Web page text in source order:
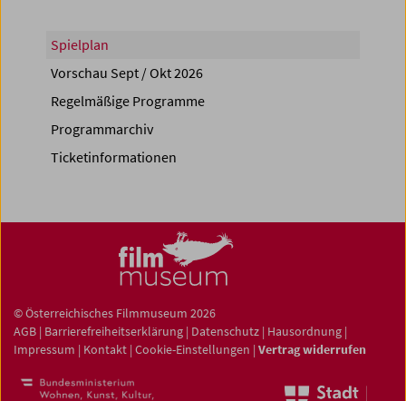
Spielplan
Vorschau Sept / Okt 2026
Regelmäßige Programme
Programmarchiv
Ticketinformationen
© Österreichisches Filmmuseum 2026
AGB | Barrierefreiheitserklärung | Datenschutz | Hausordnung |
Impressum | Kontakt | Cookie-Einstellungen | Vertrag widerrufen